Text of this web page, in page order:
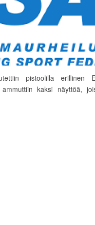
pistoolilla erillinen
kaksi näyttöä,